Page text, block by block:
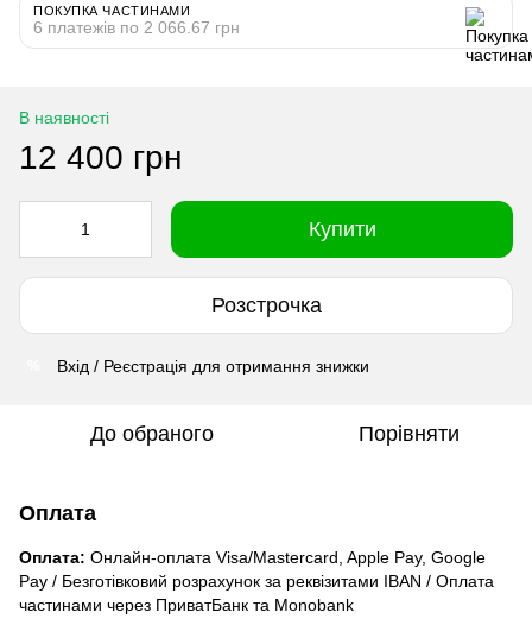
ПОКУПКА ЧАСТИНАМИ
6 платежів по 2 066.67 грн
В наявності
12 400 грн
Купити
Розстрочка
Вхід / Реєстрація для отримання знижки
До обраного Порівняти
Оплата
Оплата: Онлайн-оплата Visa/Mastercard, Apple Pay, Google
Pay / Безготівковий розрахунок за реквізитами IBAN / Оплата
частинами через ПриватБанк та Monobank